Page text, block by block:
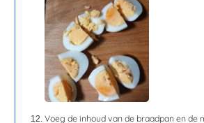
Voeg de inhoud van de braadpan en de